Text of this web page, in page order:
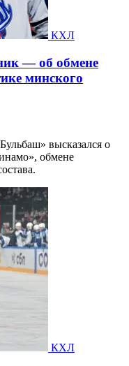
КХЛ
— об обмене
минского
высказался о
обмене
КХЛ